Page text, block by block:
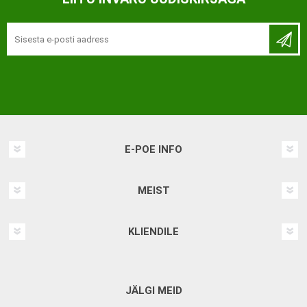
E-POE INFO
MEIST
KLIENDILE
JÄLGI MEID